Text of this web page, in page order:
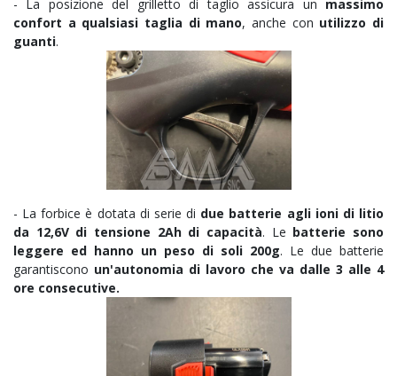
- La posizione del grilletto di taglio assicura un massimo
confort a qualsiasi taglia di mano, anche con utilizzo di
guanti.
- La forbice è dotata di serie di due batterie agli ioni di litio
da 12,6V di tensione 2Ah di capacità. Le batterie sono
leggere ed hanno un peso di soli 200g. Le due batterie
garantiscono un'autonomia di lavoro che va dalle 3 alle 4
ore consecutive.